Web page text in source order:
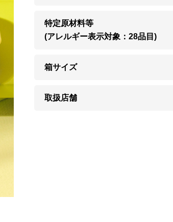
特定原材料等
(アレルギー表示対象：28品目)
箱サイズ
取扱店舗